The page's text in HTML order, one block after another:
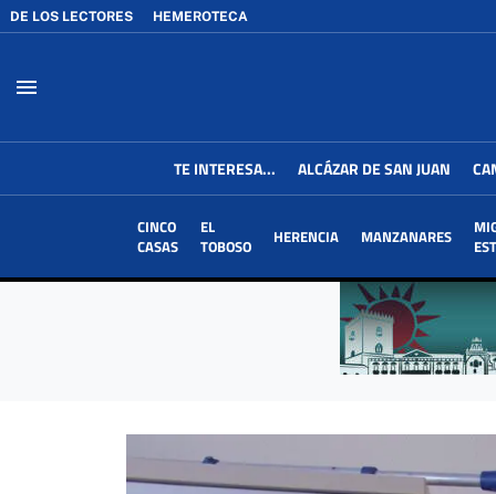
DE LOS LECTORES HEMEROTECA
menu
TE INTERESA... ALCÁZAR DE SAN JUAN
CINCO
CASAS
EL
TOBOSO
HERENCIA MANZANARES